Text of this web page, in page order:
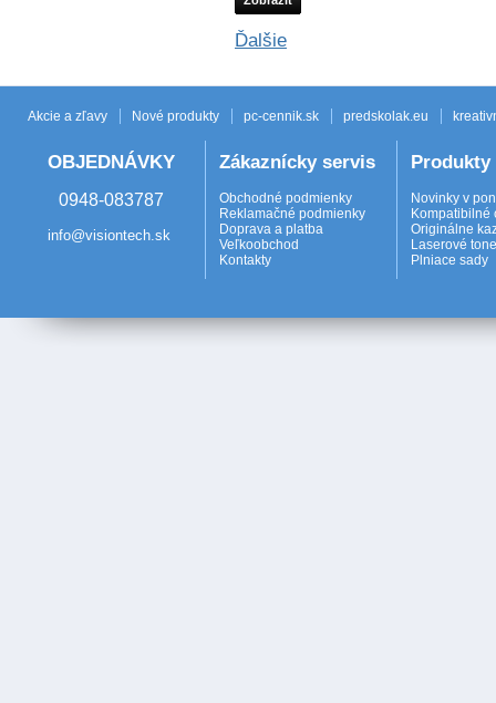
Ďalšie
Akcie a zľavy Nové produkty pc-cennik.sk predskolak.eu
OBJEDNÁVKY
0948-083787
info@visiontech.sk
Zákaznícky servis
Obchodné podmienky
Reklamačné podmienky
Doprava a platba
Veľkoobchod
Kontakty
Produkty
Novinky v
Kompatibilné
Originálne
Laserové
Plniace sady